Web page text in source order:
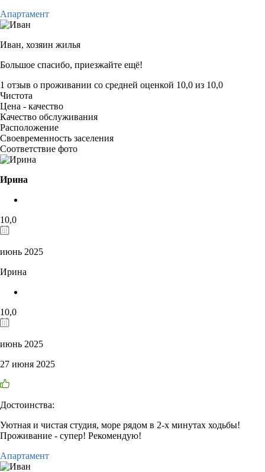
Апартамент
Иван, хозяин жилья
Большое спасибо, приезжайте ещё!
1 отзыв о проживании со средней оценкой 10,0 из 10,0
Чистота
Цена - качество
Качество обслуживания
Расположение
Своевременность заселения
Соответствие фото
Ирина
10,0
июнь 2025
Ирина
10,0
июнь 2025
27 июня 2025
Достоинства:
Уютная и чистая студия, море рядом в 2-х минутах ходьбы!
Проживание - супер! Рекомендую!
Апартамент